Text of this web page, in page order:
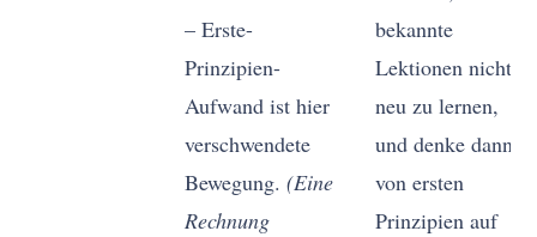
– Erste-
Prinzipien-
Aufwand ist hier
verschwendete
Bewegung.(Eine
Rechnung
bekannte
Lektionen nicht
neu zu lernen,
und denke dann
von ersten
Prinzipien auf